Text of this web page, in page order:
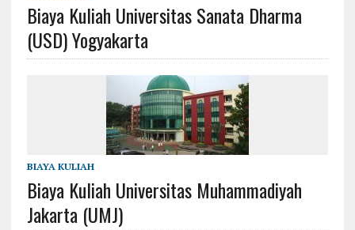
Biaya Kuliah Universitas Sanata Dharma
(USD) Yogyakarta
BIAYA KULIAH
Biaya Kuliah Universitas Muhammadiyah
Jakarta (UMJ)